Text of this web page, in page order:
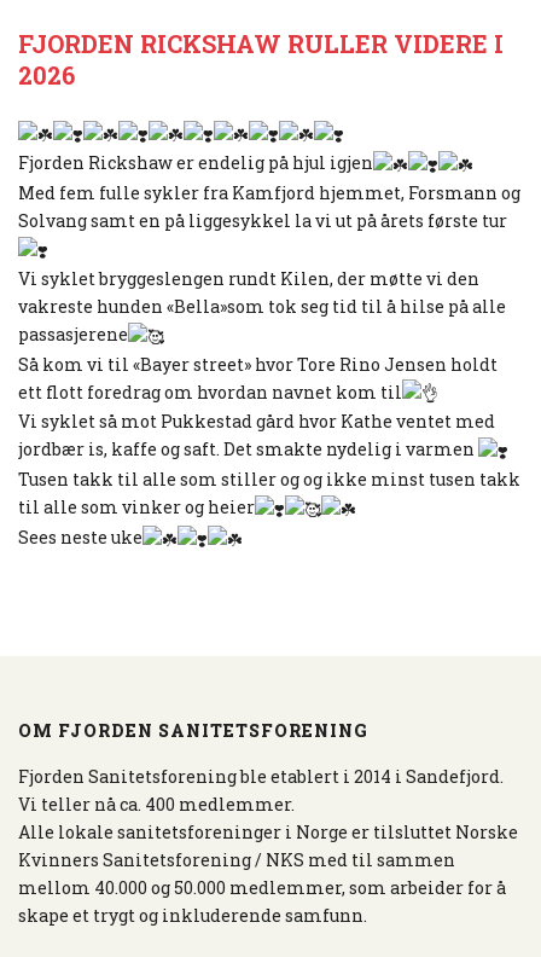
FJORDEN RICKSHAW RULLER VIDERE I
2026
Fjorden Rickshaw er endelig på hjul igjen
Med fem fulle sykler fra Kamfjord hjemmet, Forsmann og
Solvang samt en på liggesykkel la vi ut på årets første tur
Vi syklet bryggeslengen rundt Kilen, der møtte vi den
vakreste hunden «Bella»som tok seg tid til å hilse på alle
passasjerene
Så kom vi til «Bayer street» hvor Tore Rino Jensen holdt
ett flott foredrag om hvordan navnet kom til
Vi syklet så mot Pukkestad gård hvor Kathe ventet med
jordbær is, kaffe og saft. Det smakte nydelig i varmen
Tusen takk til alle som stiller og og ikke minst tusen takk
til alle som vinker og heier
Sees neste uke
OM FJORDEN SANITETSFORENING
Fjorden Sanitetsforening ble etablert i 2014 i Sandefjord.
Vi teller nå ca. 400 medlemmer.
Alle lokale sanitetsforeninger i Norge er tilsluttet Norske
Kvinners Sanitetsforening / NKS med til sammen
mellom 40.000 og 50.000 medlemmer, som arbeider for å
skape et trygt og inkluderende samfunn.